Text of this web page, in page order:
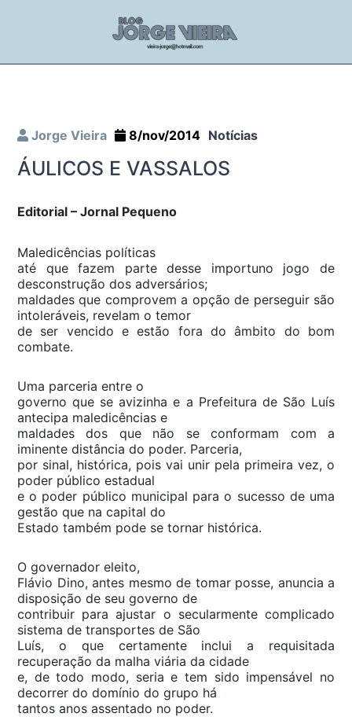
Jorge Vieira 8/nov/2014 Notícias
ÁULICOS E VASSALOS
Editorial – Jornal Pequeno
Maledicências políticas
até que fazem parte desse importuno jogo de
desconstrução dos adversários;
maldades que comprovem a opção de perseguir são
intoleráveis, revelam o temor
de ser vencido e estão fora do âmbito do bom
combate.
Uma parceria entre o
governo que se avizinha e a Prefeitura de São Luís
antecipa maledicências e
maldades dos que não se conformam com a
iminente distância do poder. Parceria,
por sinal, histórica, pois vai unir pela primeira vez, o
poder público estadual
e o poder público municipal para o sucesso de uma
gestão que na capital do
Estado também pode se tornar histórica.
O governador eleito,
Flávio Dino, antes mesmo de tomar posse, anuncia a
disposição de seu governo de
contribuir para ajustar o secularmente complicado
sistema de transportes de São
Luís, o que certamente inclui a requisitada
recuperação da malha viária da cidade
e, de todo modo, seria e tem sido impensável no
decorrer do domínio do grupo há
tantos anos assentado no poder.